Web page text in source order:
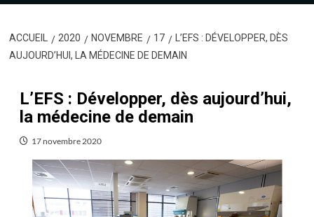
ACCUEIL 2020 NOVEMBRE 17
L’EFS : DÉVELOPPER, DÈS
AUJOURD’HUI, LA MÉDECINE DE DEMAIN
L’EFS : Développer, dès aujourd’hui,
la médecine de demain
17 novembre 2020